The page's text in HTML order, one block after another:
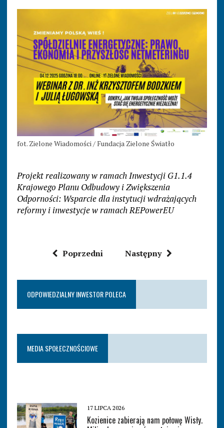
fot. Zielone Wiadomości / Fundacja Zielone Światło
Projekt realizowany w ramach Inwestycji G1.1.4
Krajowego Planu Odbudowy i Zwiększenia
Odporności: Wsparcie dla instytucji wdrażających
reformy i inwestycje w ramach REPowerEU
Poprzedni Następny
ODPOWIEDZIALNY INWESTOR POLECA
MEDIA SPOŁECZNOŚCIOWE
17 LIPCA 2026
Kozienice zabierają nam połowę Wisły.